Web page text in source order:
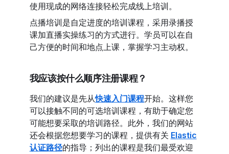
使用现成的网络连接轻松完成线上培训。
点播培训 是自定进度的培训课程，采用录播授
课加直播实操练习的方式进行。学员可以在自
己方便的时间和地点上课，掌握学习主动权。
我应该按什么顺序注册课程？
我们的建议是先从快速入门课程开始。这样您
可以接触不同的可选培训课程，有助于确定您
可能想要采取的培训路径。此外，我们的网站
还会根据您想要学习的课程，提供有关 Elastic
认证路径的指导；列出的课程是我们最受欢迎